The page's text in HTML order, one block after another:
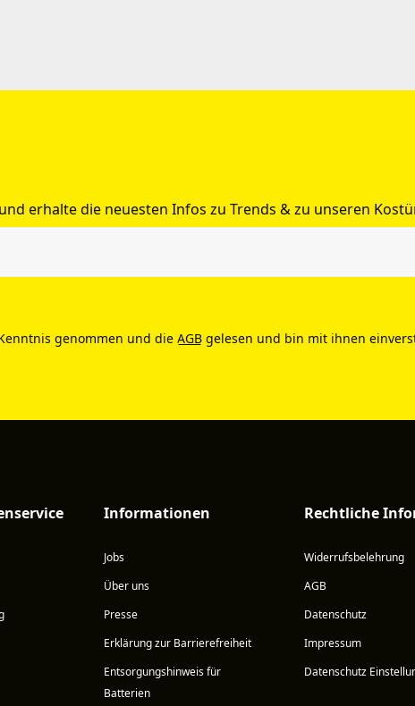
erhalte die neuesten Infos zu Trends & zu unseren
genommen und die AGB gelesen und bin mit ihnen
Informationen
Jobs
Über uns
Presse
Erklärung zur Barrierefreiheit
Entsorgungshinweis für
Batterien
Rechtliche
Widerrufsbelehrung
AGB
Datenschutz
Impressum
Datenschutz